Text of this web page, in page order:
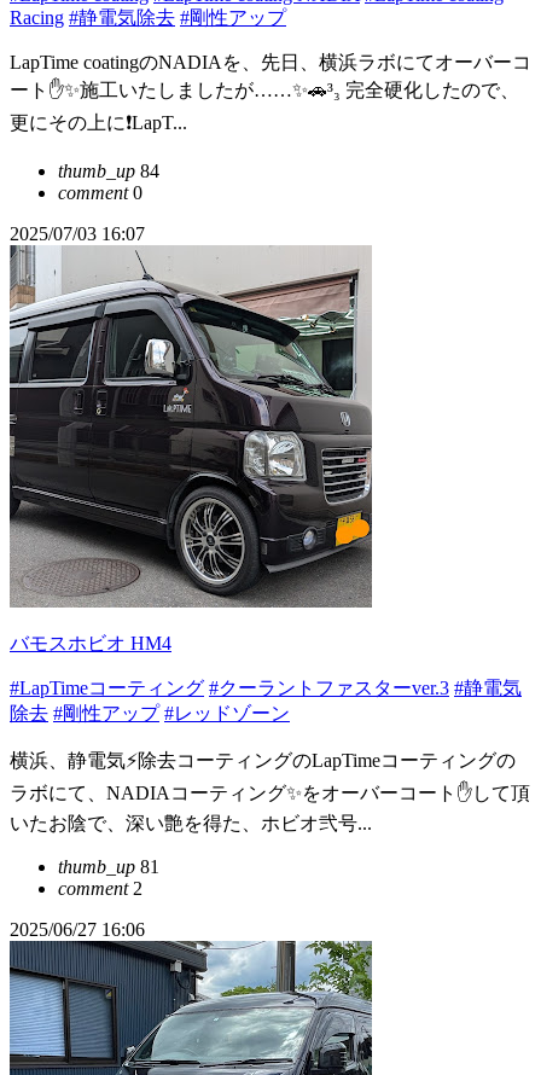
Racing #静電気除去 #剛性アップ
LapTime coatingのNADIAを、先日、横浜ラボにてオーバーコ
ート✋✨施工いたしましたが……✨🚗³₃ 完全硬化したので、
更にその上に❗LapT...
thumb_up 84
comment0
2025/07/03 16:07
バモスホビオ HM4
#LapTimeコーティング #クーラントファスターver.3 #静電気
除去 #剛性アップ #レッドゾーン
横浜、静電気⚡除去コーティングのLapTimeコーティングの
ラボにて、NADIAコーティング✨をオーバーコート✋して頂
いたお陰で、深い艶を得た、ホビオ弐号...
thumb_up 81
comment2
2025/06/27 16:06